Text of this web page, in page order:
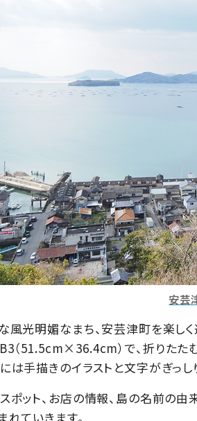
安芸
風光明媚なまち、安芸津町を楽し
（51.5cm×36.4cm）で、折りたた
は手描きのイラストと文字がぎっし
ポット、お店の情報、島の名前の
れていきます。